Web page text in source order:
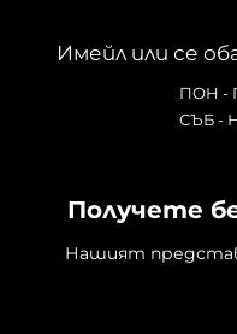
Имейл или се
ПОН -
СЪБ -
Получете
Нашият